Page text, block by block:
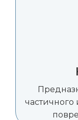
частичного